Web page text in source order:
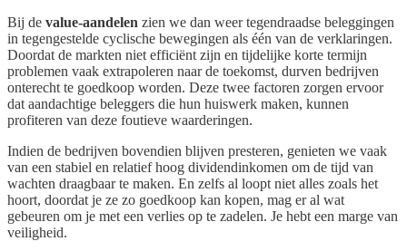
Bij de value-aandelen zien we dan weer tegendraadse beleggingen
in tegengestelde cyclische bewegingen als één van de verklaringen.
Doordat de markten niet efficiënt zijn en tijdelijke korte termijn
problemen vaak extrapoleren naar de toekomst, durven bedrijven
onterecht te goedkoop worden. Deze twee factoren zorgen ervoor
dat aandachtige beleggers die hun huiswerk maken, kunnen
profiteren van deze foutieve waarderingen.
Indien de bedrijven bovendien blijven presteren, genieten we vaak
van een stabiel en relatief hoog dividendinkomen om de tijd van
wachten draagbaar te maken. En zelfs al loopt niet alles zoals het
hoort, doordat je ze zo goedkoop kan kopen, mag er al wat
gebeuren om je met een verlies op te zadelen. Je hebt een marge van
veiligheid.